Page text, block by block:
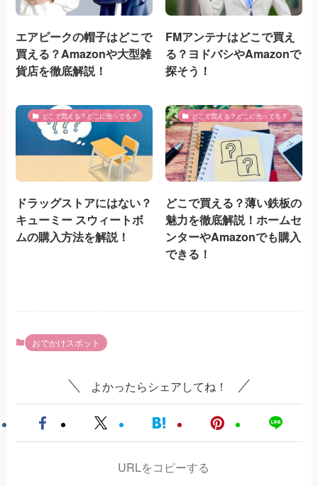
エアピークの帽子はどこで
買える？Amazonや大型雑
貨店を徹底解説！
FMアンテナはどこで買え
る？ヨドバシやAmazonで
探そう！
どこで買える？どこに売ってる？
ドラッグストアにはない？
キューミー スウィートボ
ムの購入方法を解説！
どこで買える？どこに売ってる？
どこで買える？薄い鉄板の
魅力を徹底解説！ホームセ
ンターやAmazonでも購入
できる！
おでかけスポット
よかったらシェアしてね！
URLをコピーする